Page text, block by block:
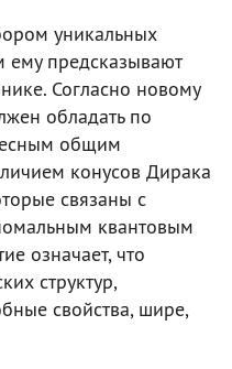
уникальных
ему предсказывают
Согласно новому
обладать по
общим
конусов Дирака
связаны с
квантовым
означает, что
структур,
свойства, шире,